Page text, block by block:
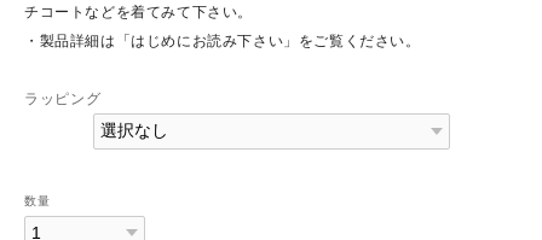
チコートなどを着てみて下さい。
・製品詳細は「はじめにお読み下さい」をご覧ください。
ラッピング
数量